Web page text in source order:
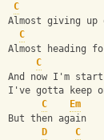
C
Almost giving up
C
Almost heading
C
And now I'm
I've gotta keep
C
Em
But then again
D
C